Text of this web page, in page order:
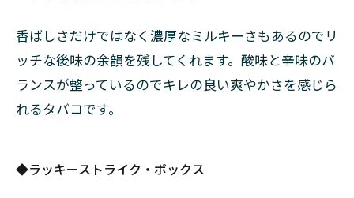
ルベリ
ー・8
2.3.4
◆ラッ
キース
シリー
香ばしさだけではなく濃厚なミルキーさもあるのでリ
ッチな後味の余韻を残してくれます。酸味と辛味のバ
ランスが整っているのでキレの良い爽やかさを感じら
れるタバコです。
◆ラッキーストライク・ボックス